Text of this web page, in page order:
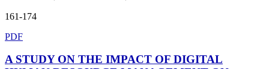
161-174
PDF
A STUDY ON THE IMPACT OF DIGITAL